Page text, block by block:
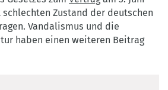
schlechten Zustand der deutschen
Vandalismus und die
haben einen weiteren Beitrag